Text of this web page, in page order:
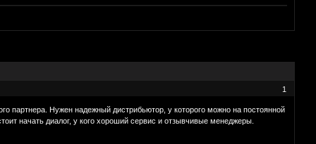
1
партнера. Нужен надежный дистрибьютор, у которого можно на постоянной
начать диалог, у кого хороший сервис и отзывчивые менеджеры.